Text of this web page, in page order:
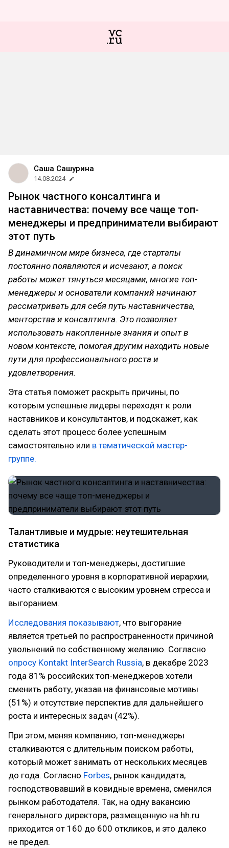
Саша Сашурина
14.08.2024
Рынок частного консалтинга и
наставничества: почему все чаще топ-
менеджеры и предприниматели выбирают
этот путь
В динамичном мире бизнеса, где стартапы
постоянно появляются и исчезают, а поиск
работы может тянуться месяцами, многие топ-
менеджеры и основатели компаний начинают
рассматривать для себя путь наставничества,
менторства и консалтинга. Это позволяет
использовать накопленные знания и опыт в
новом контексте, помогая другим находить новые
пути для профессионального роста и
удовлетворения.
Эта статья поможет раскрыть причины, по
которым успешные лидеры переходят к роли
наставников и консультантов, и подскажет, как
сделать этот процесс более успешным
самостоятельно или в тематической мастер-
группе.
Талантливые и мудрые: неутешительная
статистика
Руководители и топ-менеджеры, достигшие
определенного уровня в корпоративной иерархии,
часто сталкиваются с высоким уровнем стресса и
выгоранием.
Исследования показывают, что выгорание
является третьей по распространенности причиной
увольнений по собственному желанию. Согласно
опросу Kontakt InterSearch Russia, в декабре 2023
года 81% российских топ-менеджеров хотели
сменить работу, указав на финансовые мотивы
(51%) и отсутствие перспектив для дальнейшего
роста и интересных задач (42%).
При этом, меняя компанию, топ-менеджеры
сталкиваются с длительным поиском работы,
который может занимать от нескольких месяцев
до года. Согласно Forbes, рынок кандидата,
господствовавший в ковидные времена, сменился
рынком работодателя. Так, на одну вакансию
генерального директора, размещенную на hh.ru
приходится от 160 до 600 откликов, и это далеко
не предел.